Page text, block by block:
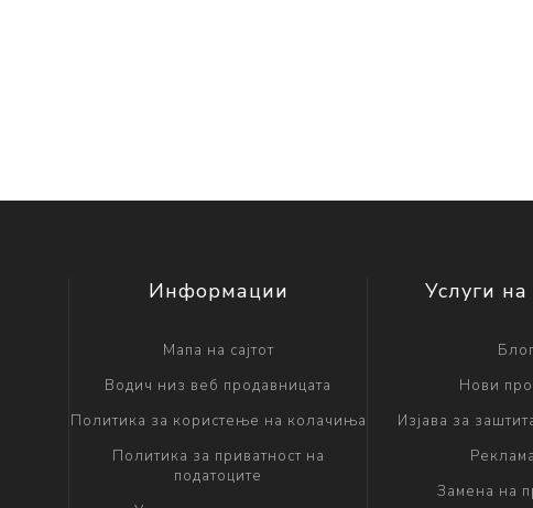
Информации
Мапа на сајтот
Водич низ веб продавницата
Политика за користење на колачиња
Политика за приватност на
податоците
Услуги
Нови
Изјава за
Замена на